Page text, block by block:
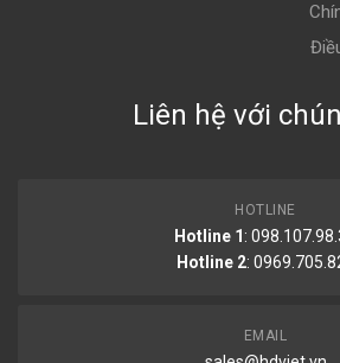
Liên hệ với
HOTLINE
Hotline 1 :
Hotline 2:
EMAIL